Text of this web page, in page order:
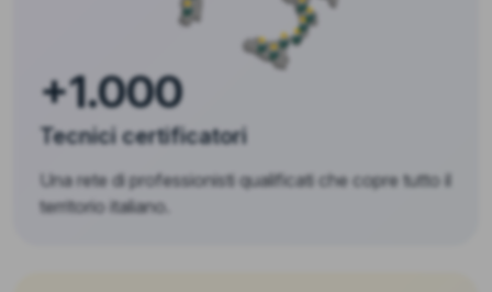
+1.000
Tecnici certificatori
Una rete di professionisti qualificati che copre tutto il
territorio italiano.